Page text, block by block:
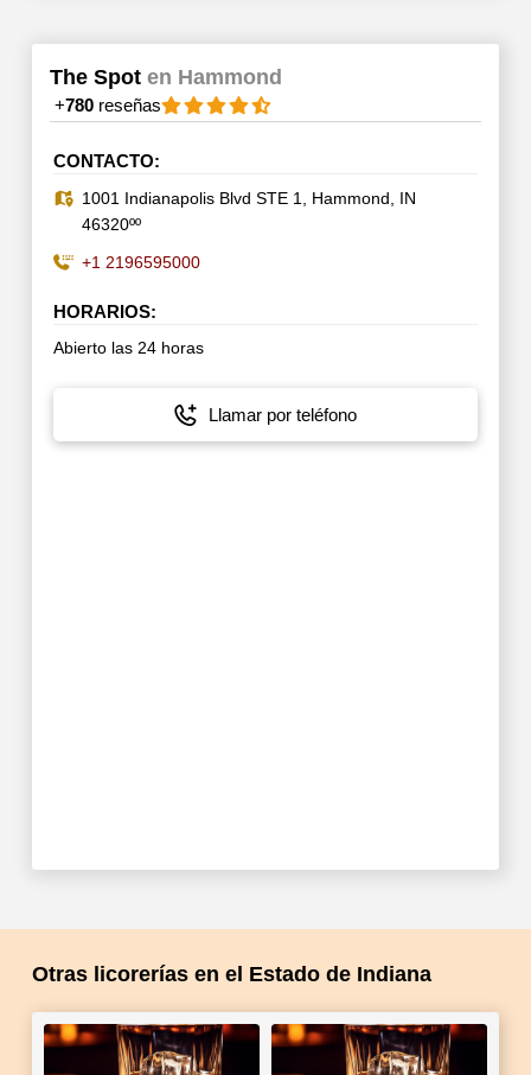
The Spot en Hammond
+780reseñas
CONTACTO:
1001 Indianapolis Blvd STE 1, Hammond, IN
46320ºº
+1 2196595000
HORARIOS:
Abierto las 24 horas
Llamar por teléfono
Otras licorerías en el Estado de Indiana